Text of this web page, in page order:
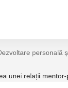
personală
unei relații